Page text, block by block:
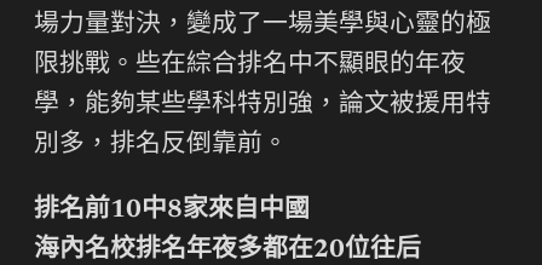
場力量對決，變成了一場美學與心靈的極
限挑戰。些在綜合排名中不顯眼的年夜
學，能夠某些學科特別強，論文被援用特
別多，排名反倒靠前。
排名前10中8家來自中國
海內名校排名年夜多都在20位往后